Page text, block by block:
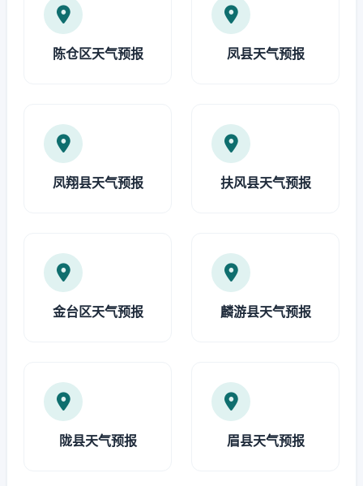
陈仓区天气预报 凤县天气预报
凤翔县天气预报 扶风县天气预报
金台区天气预报 麟游县天气预报
陇县天气预报 眉县天气预报